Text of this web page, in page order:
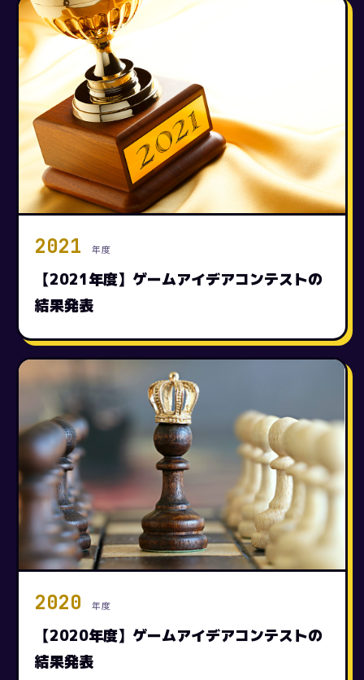
2021 年度
【2021年度】ゲームアイデアコンテストの
結果発表
2020 年度
【2020年度】ゲームアイデアコンテストの
結果発表